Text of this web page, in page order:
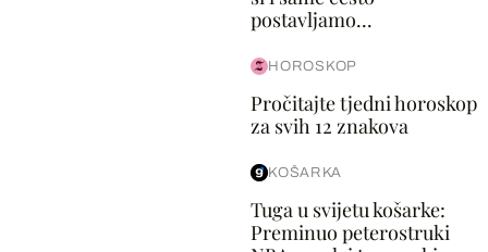
postavljamo...
HOROSKOP
Pročitajte tjedni horoskop
za svih 12 znakova
KOŠARKA
Tuga u svijetu košarke:
Preminuo peterostruki